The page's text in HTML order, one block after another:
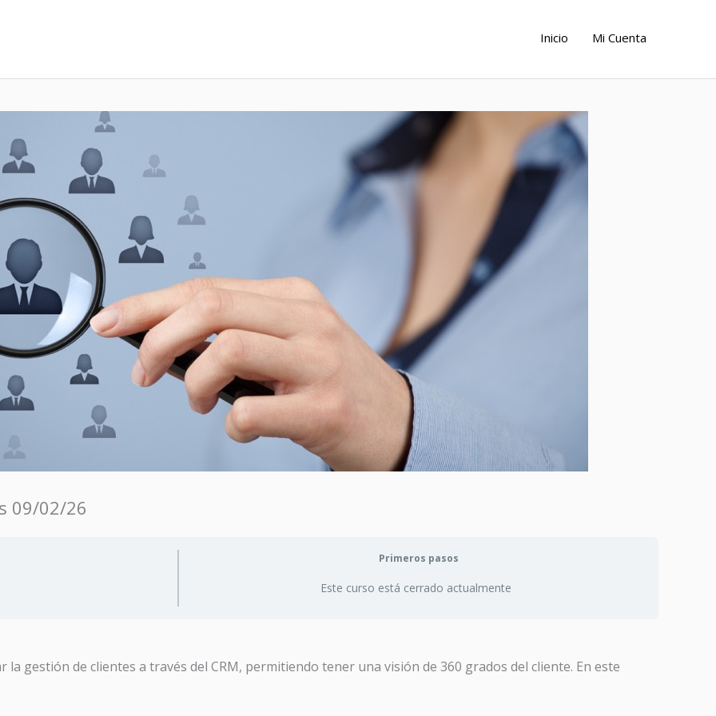
Inicio Mi Cuenta
09/02/26
Primeros pasos
Este curso está cerrado actualmente
gestión de clientes a través del CRM, permitiendo tener una visión de 360 grados del cliente. En este